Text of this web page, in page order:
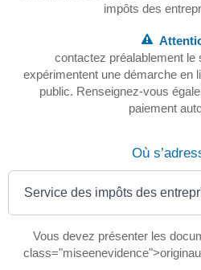
impôts des
contactez préalablement le
expérimentent une démarche en
public. Renseignez-vous
paiement
Où
Service des impôts des
Vous devez présenter les